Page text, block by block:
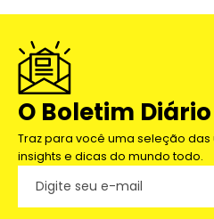
O Boletim Diário
Traz para você uma seleção
insights e dicas do mundo todo.